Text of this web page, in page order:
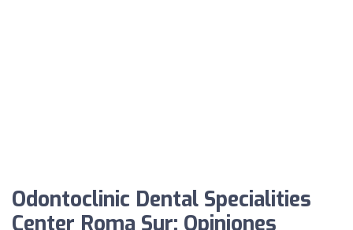
Odontoclinic Dental Specialities
Center Roma Sur: Opiniones